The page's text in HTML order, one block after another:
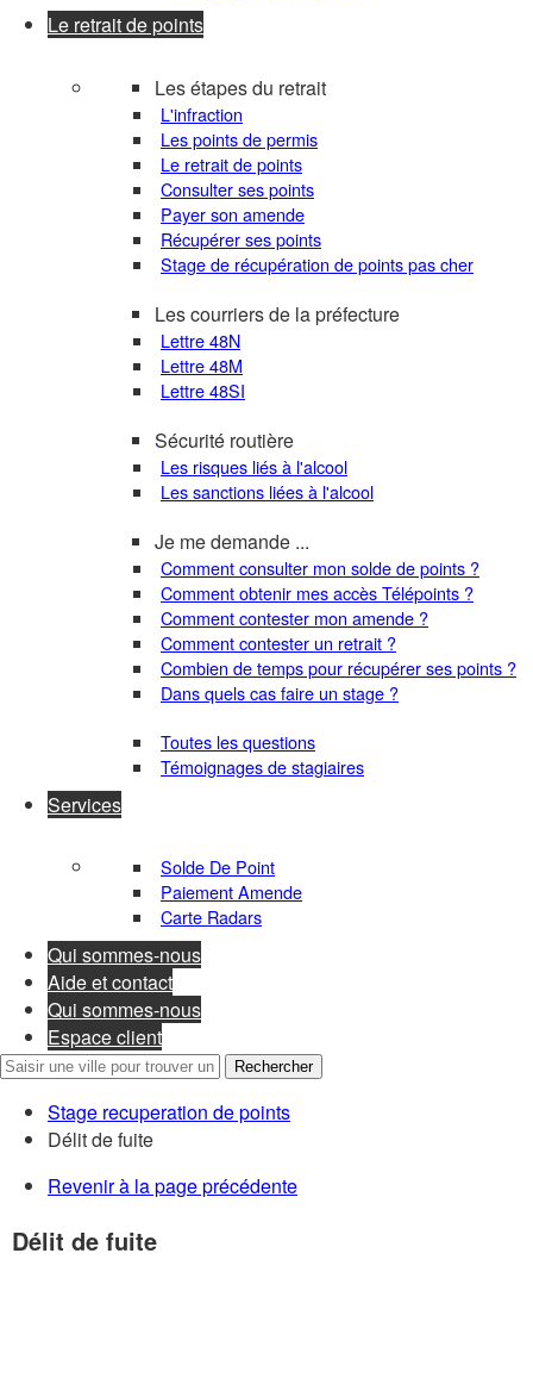
Le retrait de points
Les étapes du retrait
L'infraction
Les points de permis
Le retrait de points
Consulter ses points
Payer son amende
Récupérer ses points
Stage de récupération de points pas cher
Les courriers de la préfecture
Lettre 48N
Lettre 48M
Lettre 48SI
Sécurité routière
Les risques liés à l'alcool
Les sanctions liées à l'alcool
Je me demande ...
Comment consulter mon solde de points ?
Comment obtenir mes accès Télépoints ?
Comment contester mon amende ?
Comment contester un retrait ?
Combien de temps pour récupérer ses points ?
Dans quels cas faire un stage ?
Toutes les questions
Témoignages de stagiaires
Services
Solde De Point
Paiement Amende
Carte Radars
Qui sommes-nous
Aide et contact
Qui sommes-nous
Espace client
Rechercher
Stage recuperation de points
Délit de fuite
Revenir à la page précédente
Délit de fuite